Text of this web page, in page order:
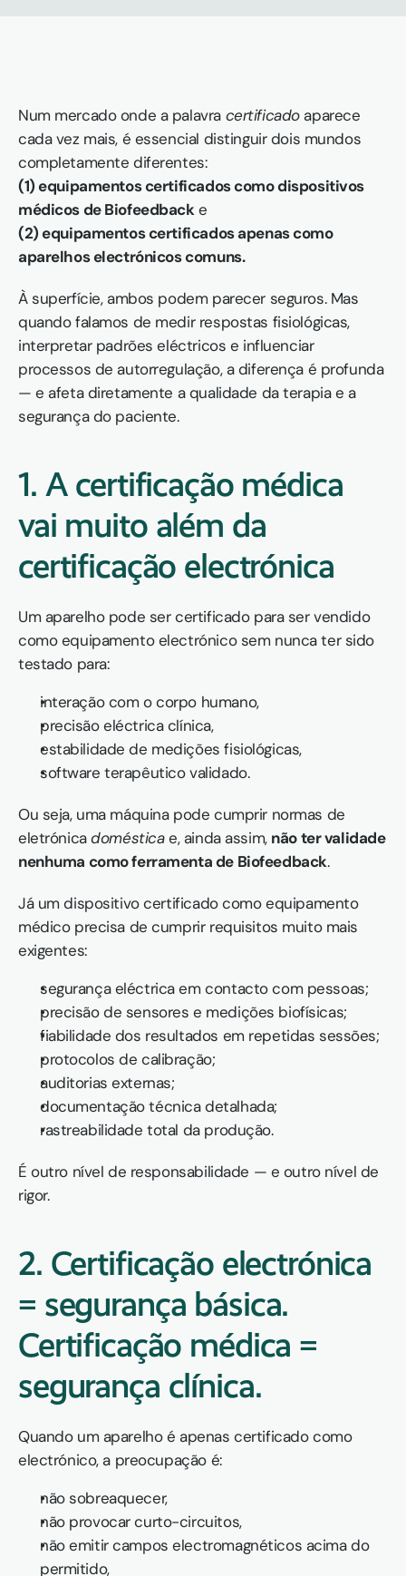
Num mercado onde a palavra certificado aparece
cada vez mais, é essencial distinguir dois mundos
completamente diferentes:
(1) equipamentos certificados como dispositivos
médicos de Biofeedback e
(2) equipamentos certificados apenas como
aparelhos electrónicos comuns.
À superfície, ambos podem parecer seguros. Mas
quando falamos de medir respostas fisiológicas,
interpretar padrões eléctricos e influenciar
processos de autorregulação, a diferença é profunda
— e afeta diretamente a qualidade da terapia e a
segurança do paciente.
1. A certificação médica
vai muito além da
certificação electrónica
Um aparelho pode ser certificado para ser vendido
como equipamento electrónico sem nunca ter sido
testado para:
interação com o corpo humano,
precisão eléctrica clínica,
estabilidade de medições fisiológicas,
software terapêutico validado.
Ou seja, uma máquina pode cumprir normas de
eletrónica doméstica e, ainda assim, não ter validade
nenhuma como ferramenta de Biofeedback.
Já um dispositivo certificado como equipamento
médico precisa de cumprir requisitos muito mais
exigentes:
segurança eléctrica em contacto com pessoas;
precisão de sensores e medições biofísicas;
fiabilidade dos resultados em repetidas sessões;
protocolos de calibração;
auditorias externas;
documentação técnica detalhada;
rastreabilidade total da produção.
É outro nível de responsabilidade — e outro nível de
rigor.
2. Certificação electrónica
= segurança básica.
Certificação médica =
segurança clínica.
Quando um aparelho é apenas certificado como
electrónico, a preocupação é:
não sobreaquecer,
não provocar curto-circuitos,
não emitir campos electromagnéticos acima do
permitido,